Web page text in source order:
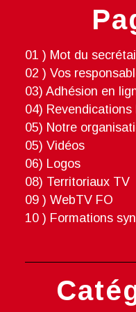
01 ) Mot du
02 ) Vos
03) Adhésion en
04) Revendications
05) Notre
05) Vidéos
06) Logos
08) Territoriaux TV
09 ) WebTV FO
10 ) Formations